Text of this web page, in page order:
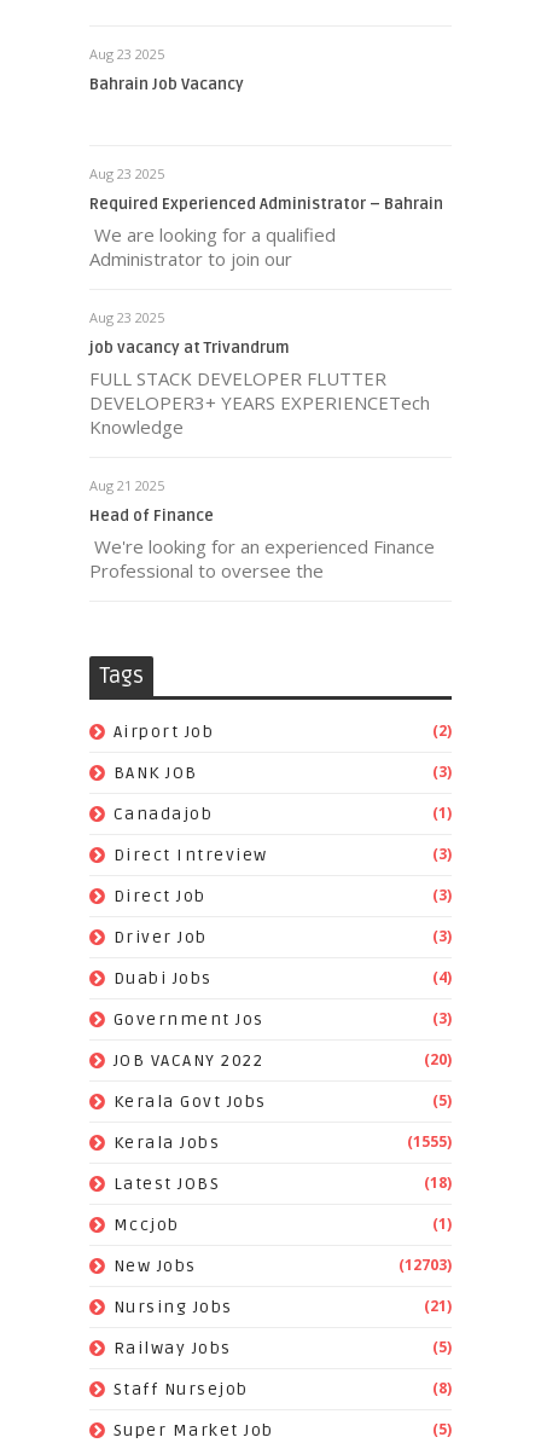
Aug 23 2025
Bahrain Job Vacancy
Aug 23 2025
Required Experienced Administrator – Bahrain
We are looking for a qualified
Administrator to join our
Aug 23 2025
job vacancy at Trivandrum
FULL STACK DEVELOPER FLUTTER
DEVELOPER3+ YEARS EXPERIENCETech
Knowledge
Aug 21 2025
Head of Finance
We're looking for an experienced Finance
Professional to oversee the
Tags
Airport Job (2)
BANK JOB (3)
Canadajob (1)
Direct Intreview (3)
Direct Job (3)
Driver Job (3)
Duabi Jobs (4)
Government Jos (3)
JOB VACANY 2022 (20)
Kerala Govt Jobs (5)
Kerala Jobs (1555)
Latest JOBS (18)
Mccjob (1)
New Jobs (12703)
Nursing Jobs (21)
Railway Jobs (5)
Staff Nursejob (8)
Super Market Job (5)